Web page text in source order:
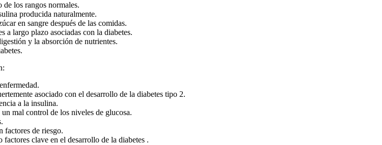
de los rangos normales.
producida naturalmente.
en sangre después de las comidas.
a largo plazo asociadas con la diabetes.
y la absorción de nutrientes.
asociado con el desarrollo de la diabetes tipo 2.
a la insulina.
mal control de los niveles de glucosa.
factores de riesgo.
clave en el desarrollo de la diabetes .